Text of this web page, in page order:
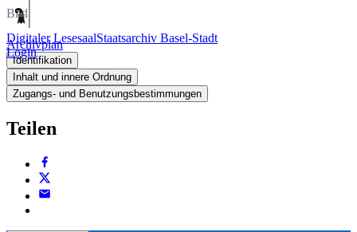
Digitaler LesesaalStaatsarchiv Basel-Stadt
Login
Bild
Archivplan
Identifikation
Inhalt und innere Ordnung
Zugangs- und Benutzungsbestimmungen
Teilen